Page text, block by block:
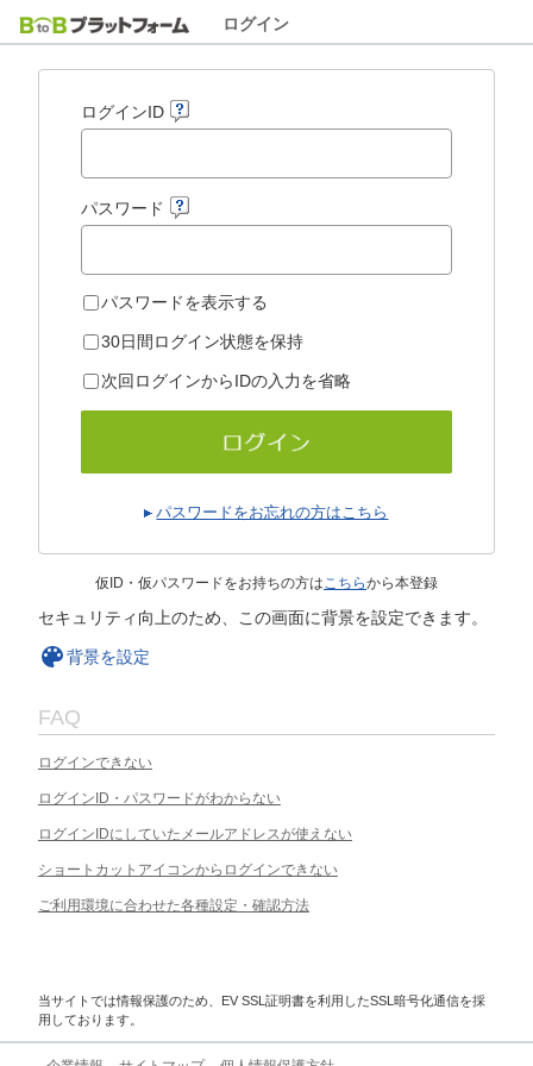
ログイン
ログインID
パスワード
パスワードを表示する
30日間ログイン状態を保持
次回ログインからIDの入力を省略
パスワードをお忘れの方はこちら
仮ID・仮パスワードをお持ちの方はこちらから本登録
セキュリティ向上のため、この画面に背景を設定できます。
背景を設定
FAQ
ログインできない
ログインID・パスワードがわからない
ログインIDにしていたメールアドレスが使えない
ショートカットアイコンからログインできない
ご利用環境に合わせた各種設定・確認方法
当サイトでは情報保護のため、EV SSL証明書を利用したSSL暗号化通信を採
用しております。